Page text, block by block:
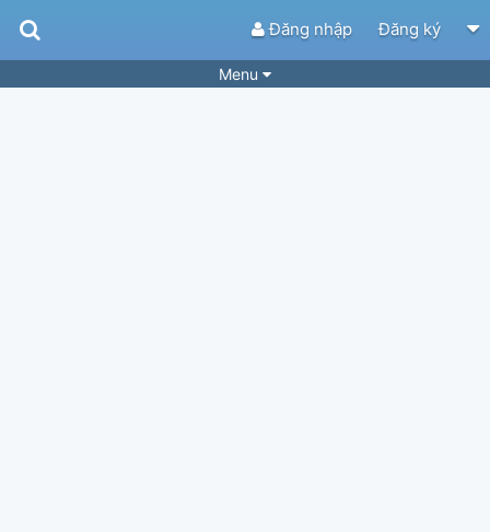
Đăng nhập Đăng ký
Menu